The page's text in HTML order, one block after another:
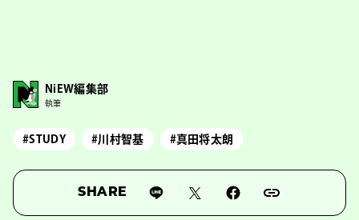
NiEW編集部
執筆
#STUDY #川村智基 #真田将太朗
SHARE